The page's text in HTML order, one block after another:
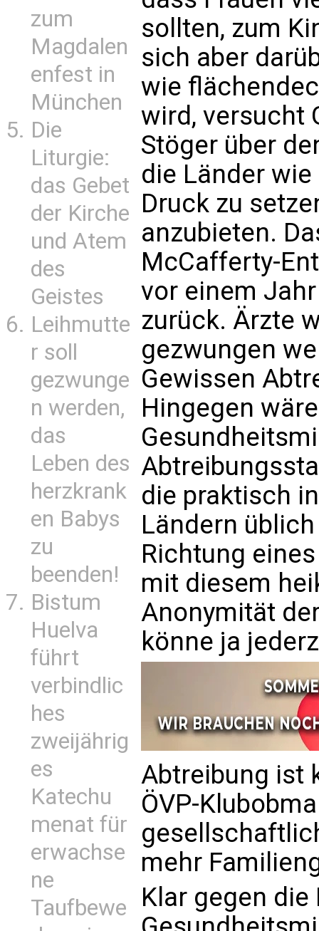
zum
Magdalen
enfest in
München
Die
Liturgie:
das Gebet
der Kirche
und Atem
des
Geistes
Leihmutte
r soll
gezwunge
n werden,
das
Leben des
herzkrank
en Babys
zu
beenden!
Bistum
Huelva
führt
verbindlic
hes
zweijährig
es
Katechu
menat für
erwachse
ne
Taufbewe
sollten, zum
sich aber
wie
wird, versucht
Stöger über
die Länder
Druck zu
anzubieten.
McCafferty-
vor einem
zurück. Ärzte
gezwungen
Gewissen
Hingegen
die praktisch
Ländern
Richtung
mit diesem
Anonymität
könne ja
Abtreibung ist
ÖVP-
mehr
Klar gegen die